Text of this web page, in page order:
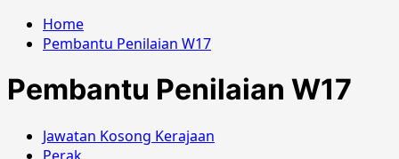
Home
Pembantu Penilaian W17
Pembantu Penilaian W17
Jawatan Kosong Kerajaan